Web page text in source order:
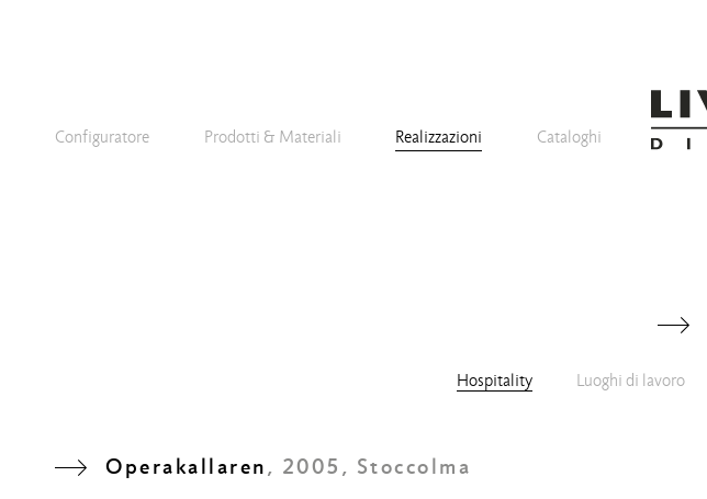
Configuratore Prodotti & Materiali Realizzazioni Cataloghi
Hospitality Luoghi di lavoro
Operakallaren, 2005, Stoccolma